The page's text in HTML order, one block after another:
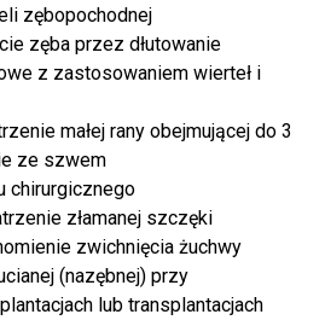
zębopochodnej
zęba przez dłutowanie
z zastosowaniem wierteł i
małej rany obejmującej do 3
ze szwem
chirurgicznego
złamanej szczęki
zwichnięcia żuchwy
(nazębnej) przy
lub transplantacjach